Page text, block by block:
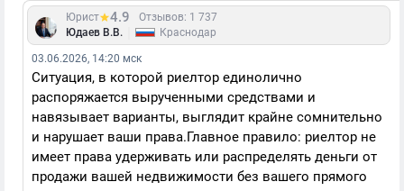
Юрист 4.9
Отзывов: 1 737
Юдаев В.В.
Краснодар
03.06.2026, 14:20 мск
Ситуация, в которой риелтор единолично
распоряжается вырученными средствами и
навязывает варианты, выглядит крайне сомнительно
и нарушает ваши права.Главное правило: риелтор не
имеет права удерживать или распределять деньги от
продажи вашей недвижимости без вашего прямого